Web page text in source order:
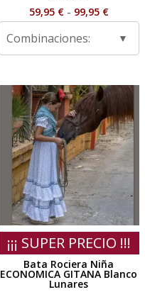
59,95 € - 99,95 €Rango
59,95 €
99,95 €
Combinaciones:
¡¡¡ SUPER PRECIO !!!
Bata Rociera Niña
ECONOMICA GITANA Blanco
Lunares